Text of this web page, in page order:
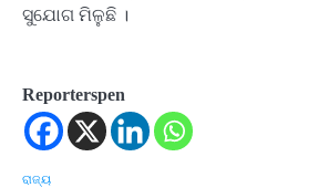
ସୁଯୋଗ ମିଳୁଛି ।
Reporterspen
ରାଜ୍ୟ